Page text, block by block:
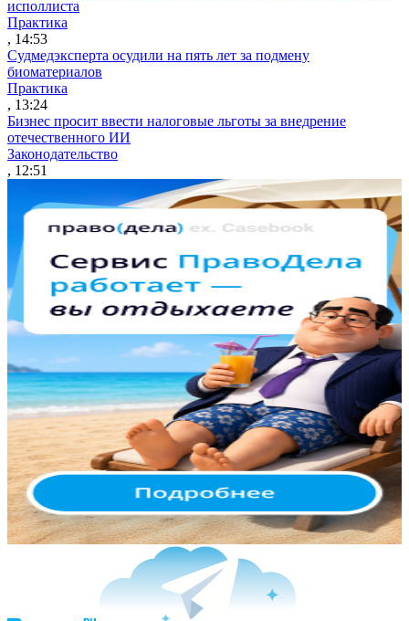
исполлиста
Практика
, 14:53
Судмедэксперта осудили на пять лет за подмену
биоматериалов
Практика
, 13:24
Бизнес просит ввести налоговые льготы за внедрение
отечественного ИИ
Законодательство
, 12:51